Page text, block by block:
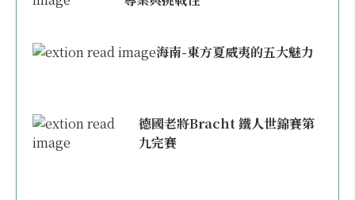
海南-東方夏威夷的五大魅力
德國老將Bracht 鐵人世錦賽第
九完賽